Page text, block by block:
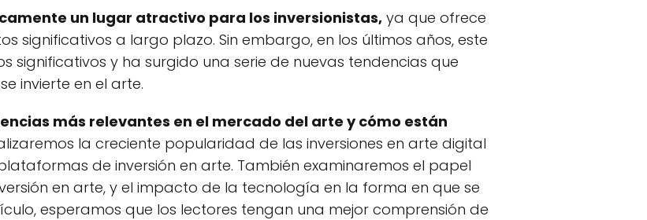
un lugar atractivo para los inversionistas,ya que ofrece
significativos a largo plazo. Sin embargo, en los últimos años, este
significativos y ha surgido una serie de nuevas tendencias que
invierte en el arte.
más relevantes en el mercado del arte y cómo están
la creciente popularidad de las inversiones en arte digital
de inversión en arte. También examinaremos el papel
en arte, y el impacto de la tecnología en la forma en que se
esperamos que los lectores tengan una mejor comprensión de